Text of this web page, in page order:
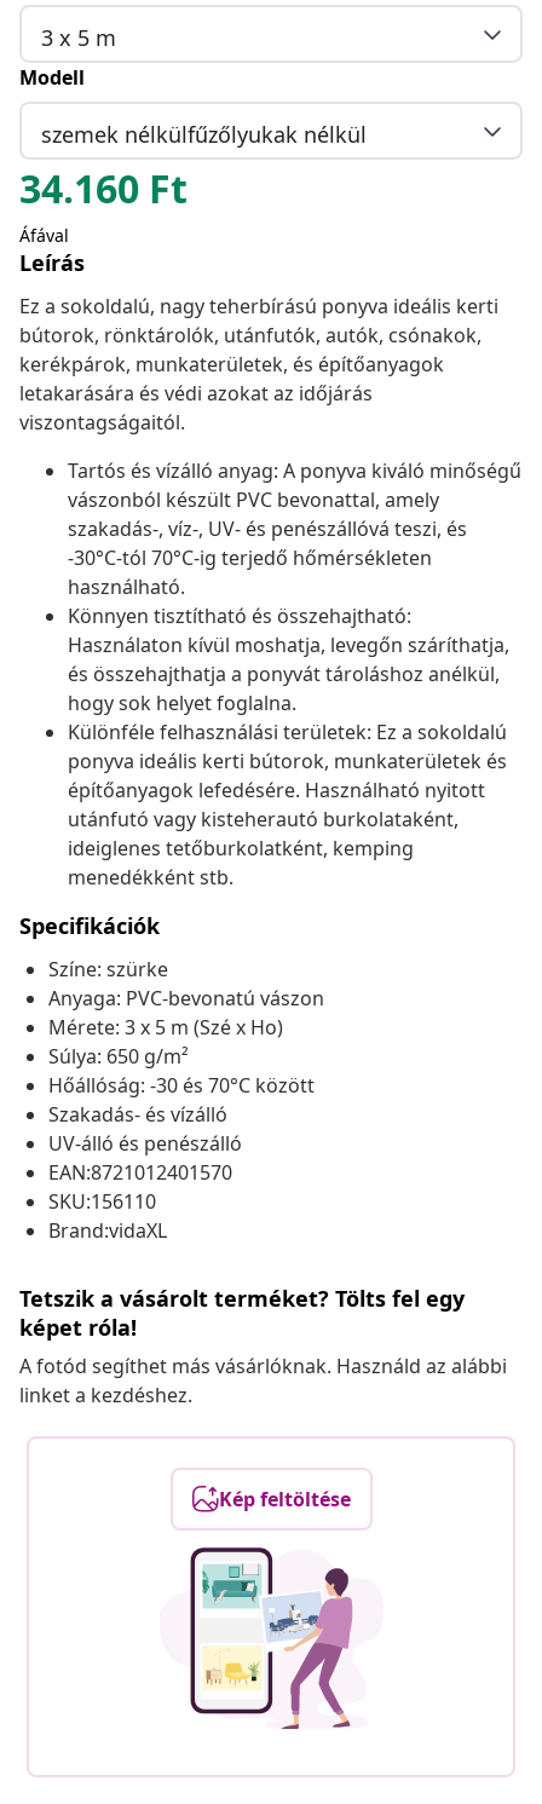
3 x 5 m
Modell
szemek nélkülfűzőlyukak nélkül
34.160 Ft
Áfával
Leírás
Ez a sokoldalú, nagy teherbírású ponyva ideális kerti
bútorok, rönktárolók, utánfutók, autók, csónakok,
kerékpárok, munkaterületek, és építőanyagok
letakarására és védi azokat az időjárás
viszontagságaitól.
Tartós és vízálló anyag: A ponyva kiváló minőségű
vászonból készült PVC bevonattal, amely
szakadás-, víz-, UV- és penészállóvá teszi, és
-30°C-tól 70°C-ig terjedő hőmérsékleten
használható.
Könnyen tisztítható és összehajtható:
Használaton kívül moshatja, levegőn száríthatja,
és összehajthatja a ponyvát tároláshoz anélkül,
hogy sok helyet foglalna.
Különféle felhasználási területek: Ez a sokoldalú
ponyva ideális kerti bútorok, munkaterületek és
építőanyagok lefedésére. Használható nyitott
utánfutó vagy kisteherautó burkolataként,
ideiglenes tetőburkolatként, kemping
menedékként stb.
Specifikációk
Színe: szürke
Anyaga: PVC-bevonatú vászon
Mérete: 3 x 5 m (Szé x Ho)
Súlya: 650 g/m²
Hőállóság: -30 és 70°C között
Szakadás- és vízálló
UV-álló és penészálló
EAN:8721012401570
SKU:156110
Brand:vidaXL
Tetszik a vásárolt terméket? Tölts fel egy
képet róla!
A fotód segíthet más vásárlóknak. Használd az alábbi
linket a kezdéshez.
Kép feltöltése